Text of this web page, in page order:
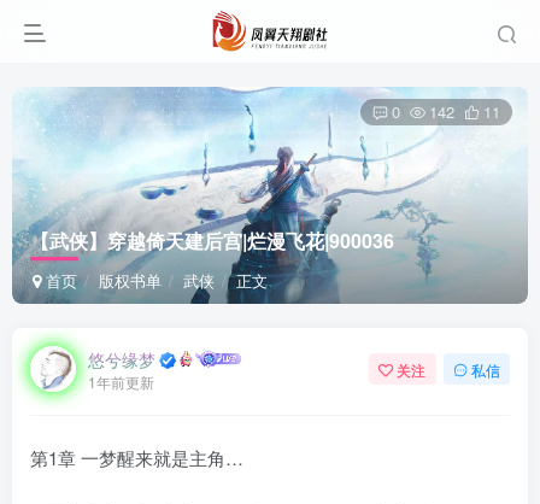
【武侠】穿越倚天建后宫|烂漫飞花|900036
首页 版权书单 武侠 正文
0 142 11
悠兮缘梦
1年前更新
关注 私信
第1章 一梦醒来就是主角…